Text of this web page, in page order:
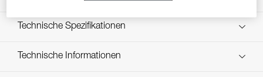
Einfaches Ein- und Aushängen:
- Das Keylock-System verhindert, dass sich der Karabiner
verhakt.
Technische Spezifikationen
Einzelgewicht: 37 g
Technische Informationen